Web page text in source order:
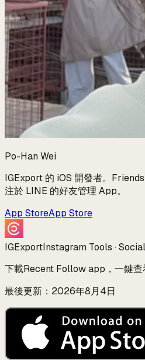
Po-Han Wei
IGExport 的 iOS 開發者。
注於 LINE 的好友管理 App。
App StoreApp Store
IGExportInstagram Tools ·
下載Recent Follow app，一鍵查
最後更新：2026年8月4日